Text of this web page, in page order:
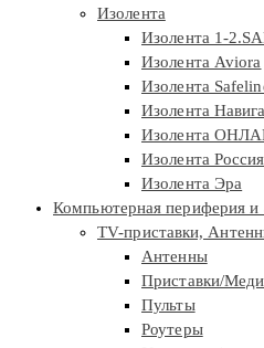
Изолента
Изолента 1-
Изолента Aviora
Изолента
Изолента
Изолента
Изолента Россия
Изолента Эра
Компьютерная периферия и
TV-приставки,
Антенны
Приставки/
Пульты
Роутеры